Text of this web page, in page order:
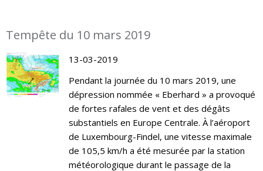
Tempête du 10 mars 2019
13-03-2019
Pendant la journée du 10 mars 2019, une
dépression nommée « Eberhard » a provoqué
de fortes rafales de vent et des dégâts
substantiels en Europe Centrale. À l’aéroport
de Luxembourg-Findel, une vitesse maximale
de 105,5 km/h a été mesurée par la station
météorologique durant le passage de la